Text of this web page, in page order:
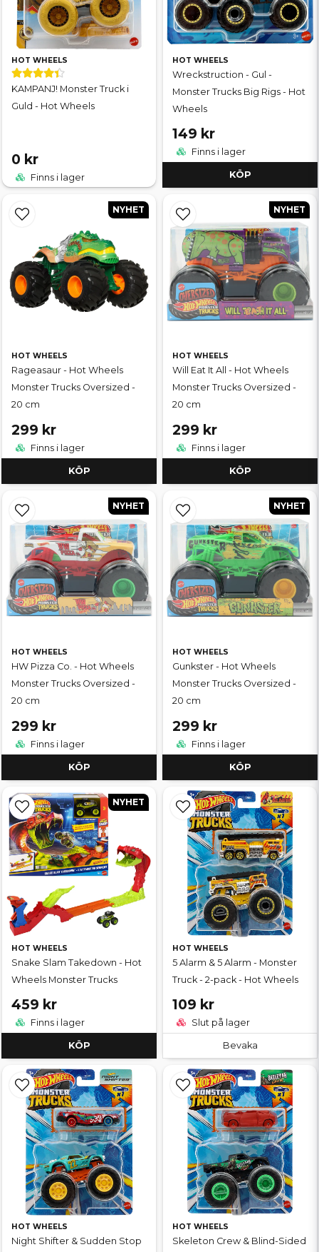
HOT WHEELS
KAMPANJ! Monster Truck i
Guld - Hot Wheels
0 kr
Finns i lager
HOT WHEELS
Wreckstruction - Gul -
Monster Trucks Big Rigs - Hot
Wheels
149 kr
Finns i lager
KÖP
HOT WHEELS
Rageasaur - Hot Wheels
Monster Trucks Oversized -
20 cm
299 kr
Finns i lager
KÖP
NYHET
HOT WHEELS
Will Eat It All - Hot Wheels
Monster Trucks Oversized -
20 cm
299 kr
Finns i lager
KÖP
NYHET
HOT WHEELS
HW Pizza Co. - Hot Wheels
Monster Trucks Oversized -
20 cm
299 kr
Finns i lager
KÖP
NYHET
HOT WHEELS
Gunkster - Hot Wheels
Monster Trucks Oversized -
20 cm
299 kr
Finns i lager
KÖP
NYHET
HOT WHEELS
Snake Slam Takedown - Hot
Wheels Monster Trucks
459 kr
Finns i lager
KÖP
NYHET
HOT WHEELS
5 Alarm & 5 Alarm - Monster
Truck - 2-pack - Hot Wheels
109 kr
Slut på lager
Bevaka
HOT WHEELS
Night Shifter & Sudden Stop
HOT WHEELS
Skeleton Crew & Blind-Sided